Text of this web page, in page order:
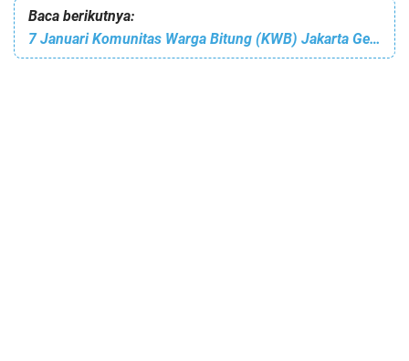
Baca berikutnya:
7 Januari Komunitas Warga Bitung (KWB) Jakarta Gelar Perayaan Natal Perdana